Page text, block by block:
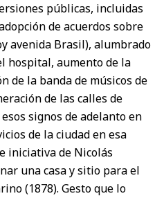
públicas, incluidas
de acuerdos sobre
avenida Brasil), alumbrado
hospital, aumento de la
de la banda de músicos de
de las calles de
signos de adelanto en
de la ciudad en esa
iniciativa de Nicolás
una casa y sitio para el
(1878). Gesto que lo